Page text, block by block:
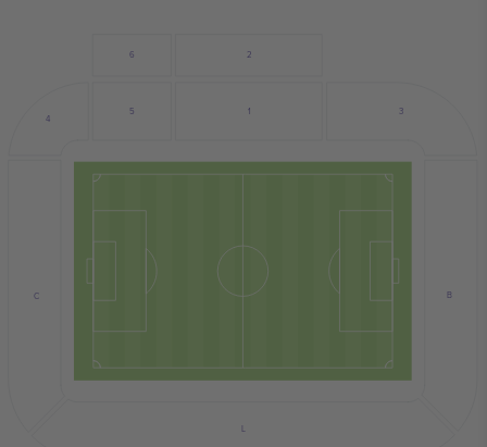
L
3
1
2
6
5
4
C B